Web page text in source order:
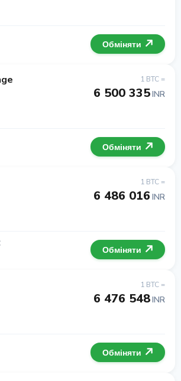
Обміняти
1 BTC =
6 500 335INR
Обміняти
1 BTC =
6 486 016 INR
Обміняти
1 BTC =
6 476 548INR
Обміняти